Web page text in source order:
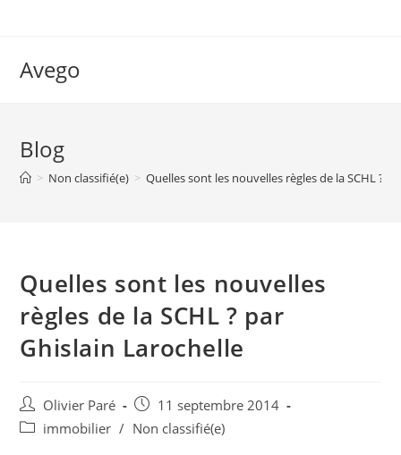
Avego
Blog
> Non classifié(e) > Quelles sont les nouvelles règles de la SCHL ?
Quelles sont les nouvelles
règles de la SCHL ? par
Ghislain Larochelle
Auteur/autrice
de
Olivier Paré
Post
published:
11 septembre 2014
Postimmobilier / Non classifié(e)